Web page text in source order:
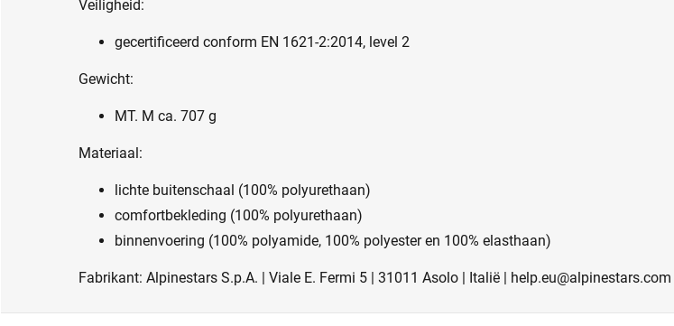
Veiligheid:
gecertificeerd conform EN 1621-2:2014, level 2
Gewicht:
MT. M ca. 707 g
Materiaal:
lichte buitenschaal (100% polyurethaan)
comfortbekleding (100% polyurethaan)
binnenvoering (100% polyamide, 100% polyester en 100% elasthaan)
Fabrikant: Alpinestars S.p.A. | Viale E. Fermi 5 | 31011 Asolo | Italië | help.eu@alpinestars.com